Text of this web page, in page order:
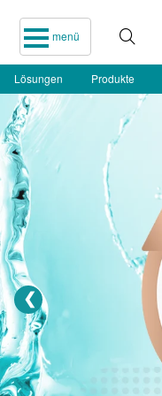
menü
Lösungen Produkte
❮